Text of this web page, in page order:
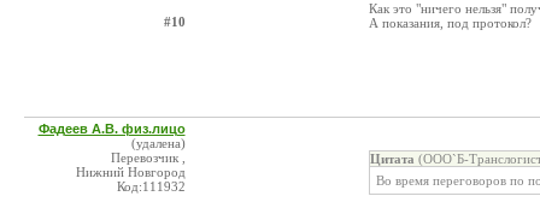
#10
Как это "ничего нельзя"
А показания, под протокол?
Фадеев А.В. физ.лицо
(удалена)
Перевозчик ,
Нижний Новгород
Код:111932
Цитата (ООО`Б-
Во время переговоров по